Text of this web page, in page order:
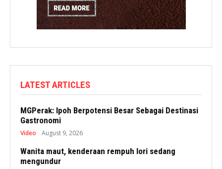
LATEST ARTICLES
MGPerak: Ipoh Berpotensi Besar Sebagai Destinasi
Gastronomi
Video August 9, 2026
Wanita maut, kenderaan rempuh lori sedang
mengundur